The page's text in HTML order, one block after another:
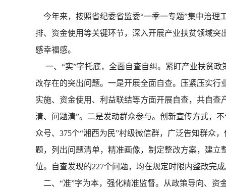
今年来，按照省纪委省监委“一季一专题”集中治理
排、资金使用等关键环节，深入开展产业扶贫领域
感幸福感。
一、“实”字托底，全面自查自纠。紧盯产业扶贫政
改存在的突出问题。一是开展全面自查。压紧压实
实施、资金使用、利益联结等方面开展自查，共自查
清、问题清”。二是发动群众参与。创新宣传方式，
众号、375个“湘西为民”村级微信群，广泛告知群众
题，列出问题清单，精准画像，制定整改方案，建
位。自查发现的227个问题，均在规定时限内整改完
二、“准”字为本，强化精准监督。从政策导向、资